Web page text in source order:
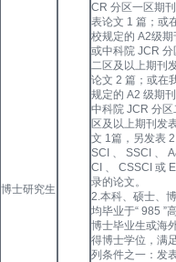
博士研究生
CR 分区一区期
表论文 1 篇；或
校规定的 A2级期
或中科院 JCR 分
二区及以上期刊
论文 2 篇；或在
规定的 A2 级期
中科院 JCR 分区
区及以上期刊发
文 1篇，另发表
SCI 、 SSCI 、
CI 、 CSSCI 或
录的论文。
2.本科、硕士、
均毕业于“ 985 ”
博士毕业生或海
得博士学位，满
列条件之一：发